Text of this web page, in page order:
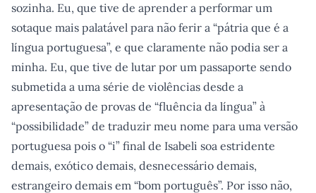
sozinha. Eu, que tive de aprender a performar um
sotaque mais palatável para não ferir a “pátria que é a
língua portuguesa”, e que claramente não podia ser a
minha. Eu, que tive de lutar por um passaporte sendo
submetida a uma série de violências desde a
apresentação de provas de “fluência da língua” à
“possibilidade” de traduzir meu nome para uma versão
portuguesa pois o “i” final de Isabeli soa estridente
demais, exótico demais, desnecessário demais,
estrangeiro demais em “bom português”. Por isso não,